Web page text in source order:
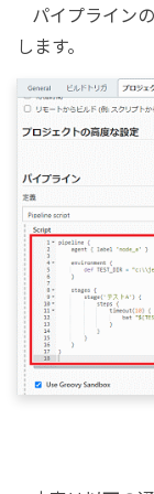
パイプライン
します。